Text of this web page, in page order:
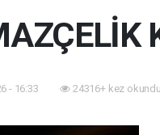
- 16:33 24316+ kez okundu.